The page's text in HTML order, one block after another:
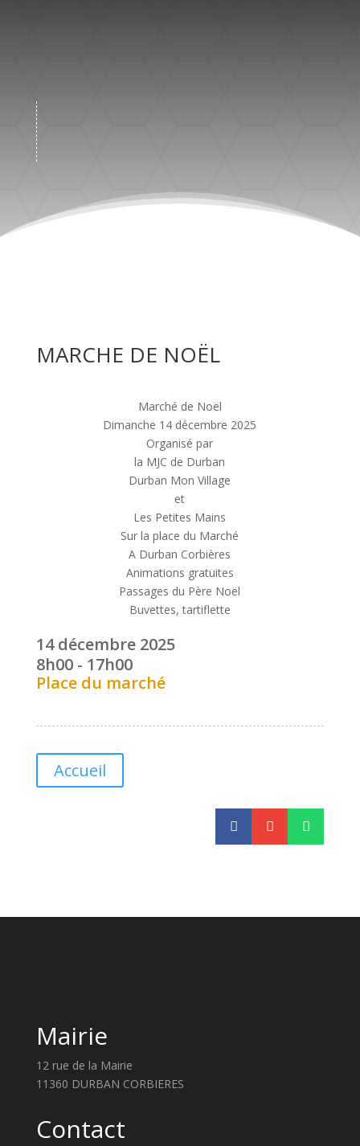
MARCHE DE NOËL
Marché de Noël
Dimanche 14 décembre 2025
Organisé par
la MJC de Durban
Durban Mon Village
et
Les Petites Mains
Sur la place du Marché
A Durban Corbières
Animations gratuites
Passages du Père Noël
Buvettes, tartiflette
14 décembre 2025
8h00 - 17h00
Place du marché
Accueil
  
Mairie
12 rue de la Mairie
11360 DURBAN CORBIERES
Contact